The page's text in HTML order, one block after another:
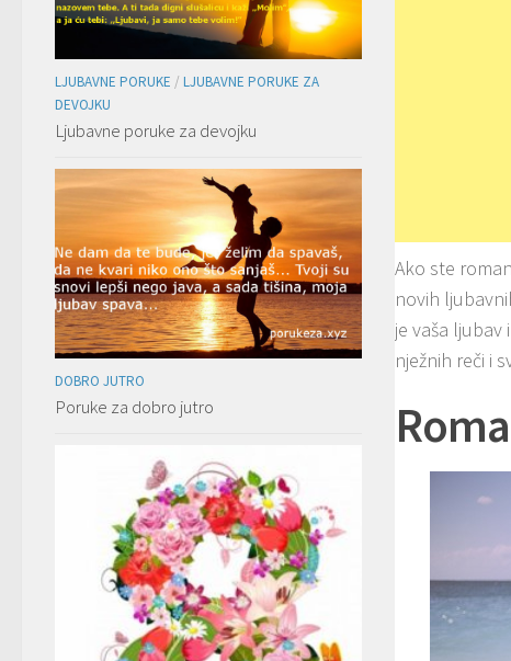
Ako ste
novih
je vaša
nježnih reči i
LJUBAVNE PORUKE / LJUBAVNE PORUKE ZA
DEVOJKU
Ljubavne poruke za devojku
DOBRO JUTRO
Poruke za dobro jutro